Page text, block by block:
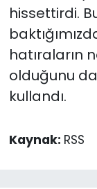
hissettirdi.
hatıraların
olduğunu
kullandı.
Kaynak: RSS